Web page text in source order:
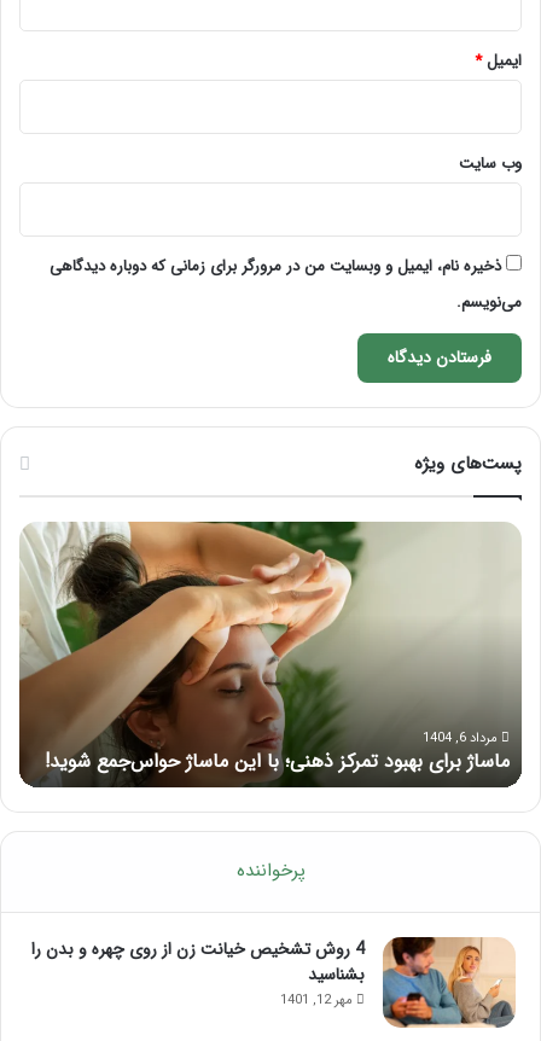
ایمیل*
وب‌ سایت
ذخیره نام، ایمیل و وبسایت من در مرورگر برای زمانی که دوباره دیدگاهی
می‌نویسم.
پست‌های ویژه
ماساژ
حواس‌جمع
شوید!
مرداد 6, 1404
ماساژ برای بهبود تمرکز ذهنی؛ با این ماساژ حواس‌جمع شوید!
لب
بعد
از
پرخواننده
4 روش تشخیص خیانت زن از روی چهره و بدن را
بشناسید
مهر 12, 1401